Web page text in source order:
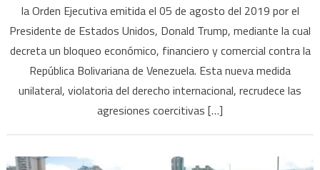
la Orden Ejecutiva emitida el 05 de agosto del 2019 por el
Presidente de Estados Unidos, Donald Trump, mediante la cual
decreta un bloqueo económico, financiero y comercial contra la
República Bolivariana de Venezuela. Esta nueva medida
unilateral, violatoria del derecho internacional, recrudece las
agresiones coercitivas […]